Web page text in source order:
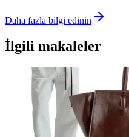
Daha fazla bilgi edinin
İlgili makaleler